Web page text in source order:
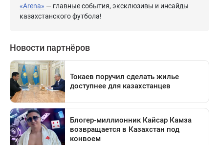
«Arena» — главные события, эксклюзивы и инсайды
казахстанского футбола!